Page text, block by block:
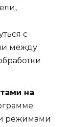
с
между
на
режимами